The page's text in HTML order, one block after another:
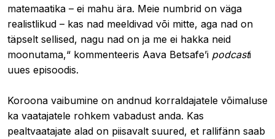
matemaatika – ei mahu ära. Meie numbrid on väga
realistlikud – kas nad meeldivad või mitte, aga nad on
täpselt sellised, nagu nad on ja me ei hakka neid
moonutama,“ kommenteeris Aava Betsafe’i podcasti
uues episoodis.
Koroona vaibumine on andnud korraldajatele võimaluse
ka vaatajatele rohkem vabadust anda. Kas
pealtvaatajate alad on piisavalt suured, et rallifänn saab